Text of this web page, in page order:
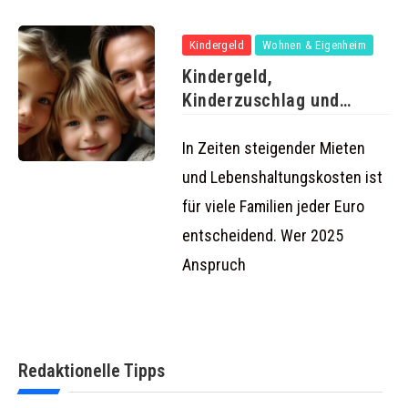
Kindergeld Wohnen & Eigenheim
Kindergeld,
Kinderzuschlag und
Familien
In Zeiten steigender Mieten
und Lebenshaltungskosten ist
für viele Familien jeder Euro
entscheidend. Wer 2025
Anspruch
Redaktionelle Tipps